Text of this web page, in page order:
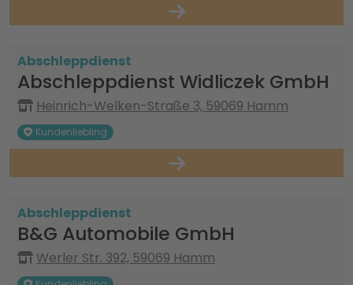
Abschleppdienst
Abschleppdienst Widliczek GmbH
Heinrich-Welken-Straße 3, 59069 Hamm
Kundenliebling
Abschleppdienst
B&G Automobile GmbH
Werler Str. 392, 59069 Hamm